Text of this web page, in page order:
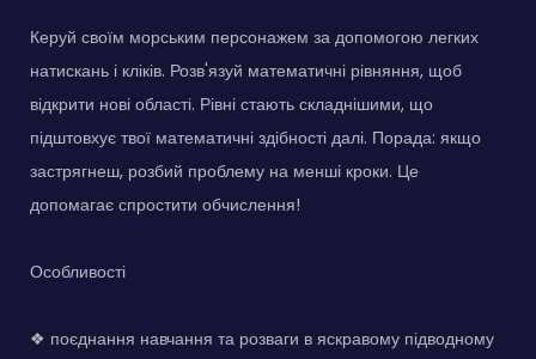
Керуй своїм морським персонажем за допомогою легких
натискань і кліків. Розв'язуй математичні рівняння, щоб
відкрити нові області. Рівні стають складнішими, що
підштовхує твої математичні здібності далі. Порада: якщо
застрягнеш, розбий проблему на менші кроки. Це
допомагає спростити обчислення!
Особливості
❖ поєднання навчання та розваги в яскравому підводному